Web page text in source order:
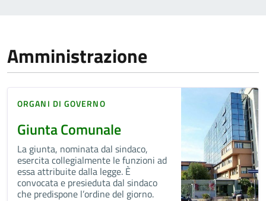
Amministrazione
ORGANI DI GOVERNO
Giunta Comunale
La giunta, nominata dal sindaco,
esercita collegialmente le funzioni ad
essa attribuite dalla legge. È
convocata e presieduta dal sindaco
che predispone l’ordine del giorno.